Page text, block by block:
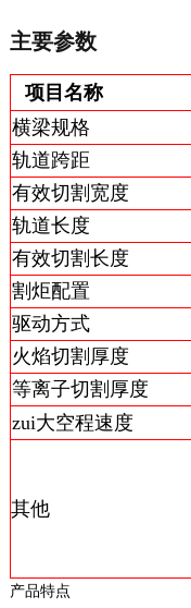
主要参数
项目名称
横梁规格
轨道跨距
有效切割宽度
轨道长度
有效切割长度
割炬配置
驱动方式
火焰切割厚度
等离子切割厚度
zui大空程速度
其他
产品特点